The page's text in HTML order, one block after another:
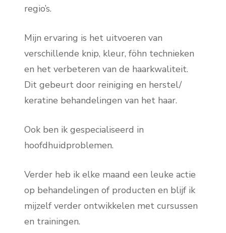
regio’s.
Mijn ervaring is het uitvoeren van
verschillende knip, kleur, föhn technieken
en het verbeteren van de haarkwaliteit.
Dit gebeurt door reiniging en herstel/
keratine behandelingen van het haar.
Ook ben ik gespecialiseerd in
hoofdhuidproblemen.
Verder heb ik elke maand een leuke actie
op behandelingen of producten en blijf ik
mijzelf verder ontwikkelen met cursussen
en trainingen.